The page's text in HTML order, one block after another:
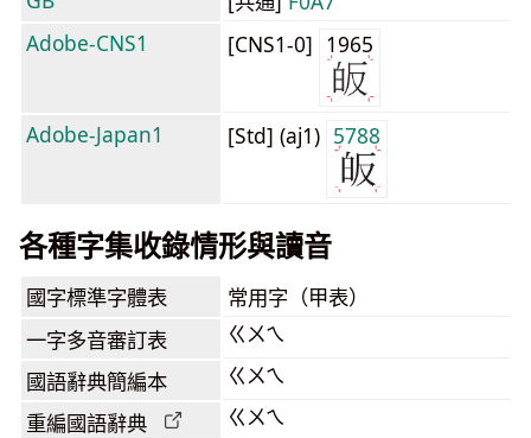
Adobe-CNS1
[CNS1-0] 1965
Adobe-Japan1 [Std] (aj1) 5788
各種字集收錄情形與讀音
國字標準字體表 常用字（甲表）
一字多音審訂表 ㄍㄨㄟ
國語辭典簡編本 ㄍㄨㄟ
重編國語辭典 ㄍㄨㄟ